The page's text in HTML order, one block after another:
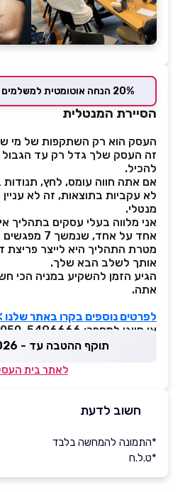
20% הנחה אוטומטית למשלמים בכרטיס המועדון
הסיירת המנטלית
העסק הוא רק השתקפות של מי
זה העסק שלך גדל רק עד
להכיל.
אם אתה חווה עומס, לחץ, תנודות
לא עקביות בתוצאות, זה לא עניין
מנטלי.
אני מלווה בעלי עסקים בתהליך
אחד על אחד, שנמשך 7 מפגשים ממוקדים.
מטרת התהליך היא לייצר
אותך לשלב הבא שלך.
הגיע הזמן להשקיע במניה הכי
אתה.
לפרטים נוספים בקרו באתר שלנו
או חייגו למספר: 050-5496666
תוקף ההטבה עד - 10.09.2026
לאתר בית
חשוב לדעת
*התמונה להמחשה בלבד
*ט.ל.ח